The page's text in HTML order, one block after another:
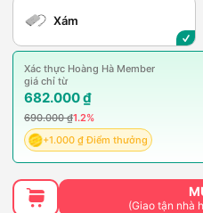
Xám
Xác thực Hoàng Hà Member
giá chỉ từ
682.000 ₫
690.000 ₫1.2%
+1.000 ₫ Điểm thưởng
(Giao tận nhà